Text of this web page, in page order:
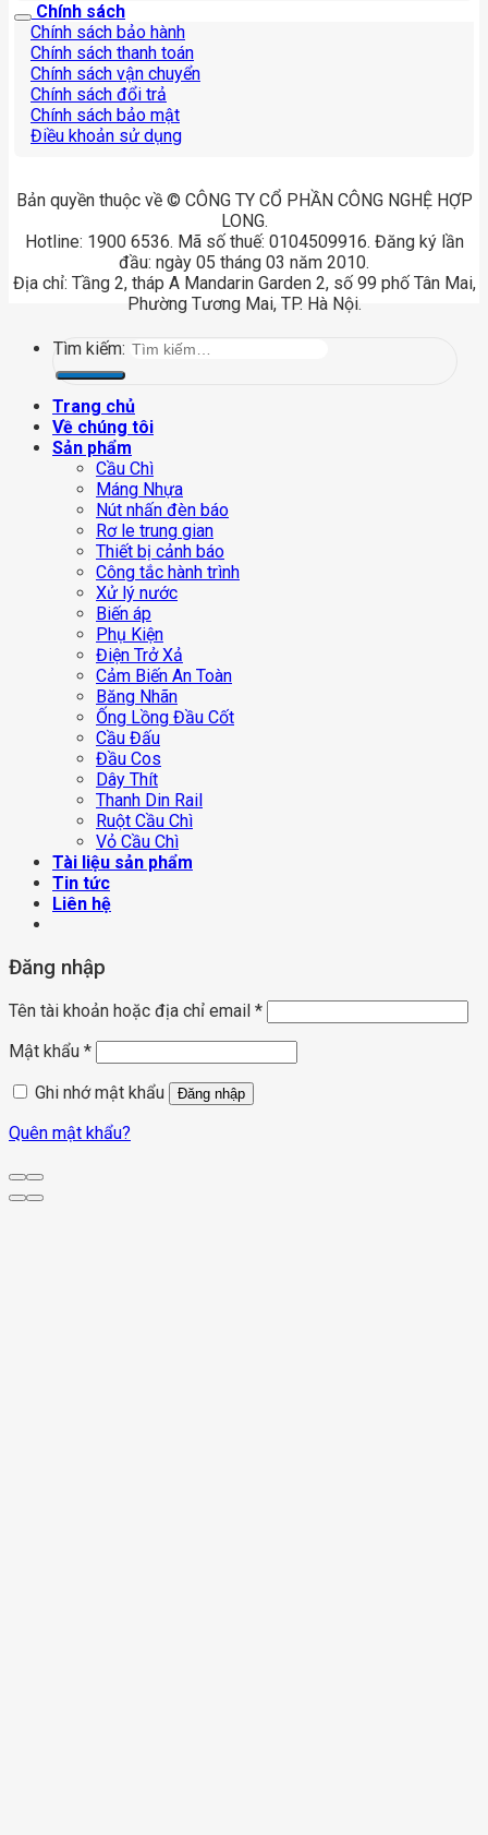
Chính sách
Chính sách bảo hành
Chính sách thanh toán
Chính sách vận chuyển
Chính sách đổi trả
Chính sách bảo mật
Điều khoản sử dụng
Bản quyền thuộc về © CÔNG TY CỔ PHẦN CÔNG NGHỆ HỢP
LONG.
Hotline: 1900 6536. Mã số thuế: 0104509916. Đăng ký lần
đầu: ngày 05 tháng 03 năm 2010.
Địa chỉ: Tầng 2, tháp A Mandarin Garden 2, số 99 phố Tân Mai,
Phường Tương Mai, TP. Hà Nội.
Tìm kiếm:
Trang chủ
Về chúng tôi
Sản phẩm
Cầu Chì
Máng Nhựa
Nút nhấn đèn báo
Rơ le trung gian
Thiết bị cảnh báo
Công tắc hành trình
Xử lý nước
Biến áp
Phụ Kiện
Điện Trở Xả
Cảm Biến An Toàn
Băng Nhãn
Ống Lồng Đầu Cốt
Cầu Đấu
Đầu Cos
Dây Thít
Thanh Din Rail
Ruột Cầu Chì
Vỏ Cầu Chì
Tài liệu sản phẩm
Tin tức
Liên hệ
Đăng nhập
Tên tài khoản hoặc địa chỉ email *
Mật khẩu *
Ghi nhớ mật khẩu
Đăng nhập
Quên mật khẩu?